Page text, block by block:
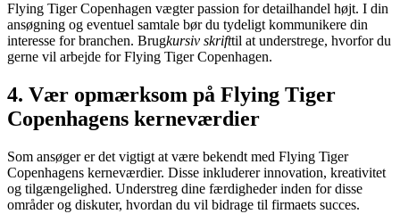
Flying Tiger Copenhagen vægter passion for detailhandel højt. I din
ansøgning og eventuel samtale bør du tydeligt kommunikere din
interesse for branchen. Brugkursiv skrifttil at understrege, hvorfor du
gerne vil arbejde for Flying Tiger Copenhagen.
4. Vær opmærksom på Flying Tiger
Copenhagens kerneværdier
Som ansøger er det vigtigt at være bekendt med Flying Tiger
Copenhagens kerneværdier. Disse inkluderer innovation, kreativitet
og tilgængelighed. Understreg dine færdigheder inden for disse
områder og diskuter, hvordan du vil bidrage til firmaets succes.